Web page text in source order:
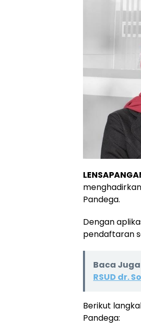
Pandega.
Dengan
pendaftaran
Baca Juga
RSUD dr.
Berikut
Pandega: